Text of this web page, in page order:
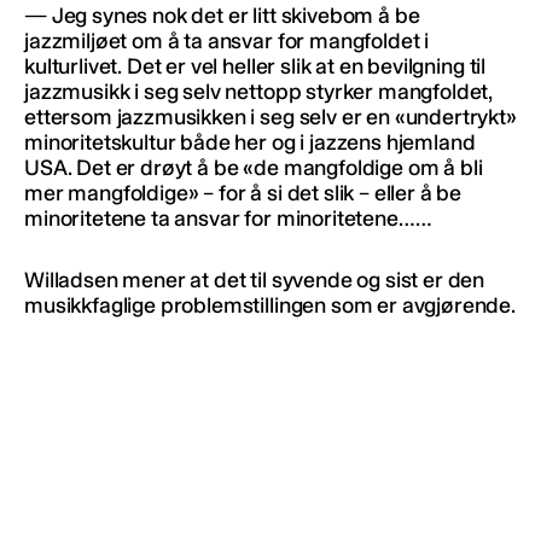
— Jeg synes nok det er litt skivebom å be
jazzmiljøet om å ta ansvar for mangfoldet i
kulturlivet. Det er vel heller slik at en bevilgning til
jazzmusikk i seg selv nettopp styrker mangfoldet,
ettersom jazzmusikken i seg selv er en «undertrykt»
minoritetskultur både her og i jazzens hjemland
USA. Det er drøyt å be «de mangfoldige om å bli
mer mangfoldige» – for å si det slik – eller å be
minoritetene ta ansvar for minoritetene……
Willadsen mener at det til syvende og sist er den
musikkfaglige problemstillingen som er avgjørende.